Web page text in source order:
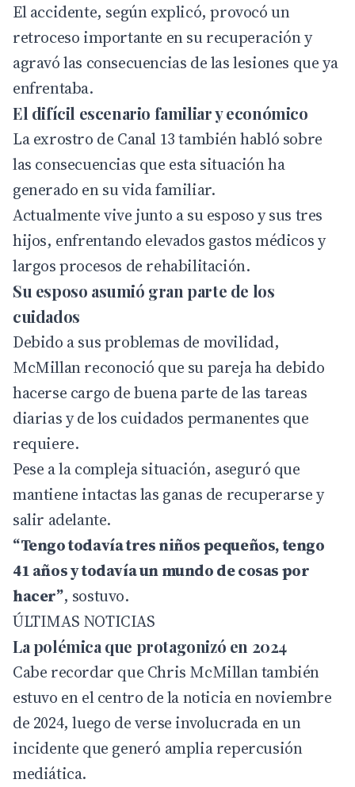
El accidente, según explicó, provocó un
retroceso importante en su recuperación y
agravó las consecuencias de las lesiones que ya
enfrentaba.
El difícil escenario familiar y económico
La exrostro de Canal 13 también habló sobre
las consecuencias que esta situación ha
generado en su vida familiar.
Actualmente vive junto a su esposo y sus tres
hijos, enfrentando elevados gastos médicos y
largos procesos de rehabilitación.
Su esposo asumió gran parte de los
cuidados
Debido a sus problemas de movilidad,
McMillan reconoció que su pareja ha debido
hacerse cargo de buena parte de las tareas
diarias y de los cuidados permanentes que
requiere.
Pese a la compleja situación, aseguró que
mantiene intactas las ganas de recuperarse y
salir adelante.
“Tengo todavía tres niños pequeños, tengo
41 años y todavía un mundo de cosas por
hacer”, sostuvo.
ÚLTIMAS NOTICIAS
La polémica que protagonizó en 2024
Cabe recordar que Chris McMillan también
estuvo en el centro de la noticia en noviembre
de 2024, luego de verse involucrada en un
incidente que generó amplia repercusión
mediática.